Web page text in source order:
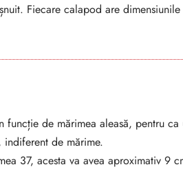
Fiecare calapod are dimensiunile
de mărimea aleasă, pentru
de mărime.
37, acesta va avea aproximativ 9